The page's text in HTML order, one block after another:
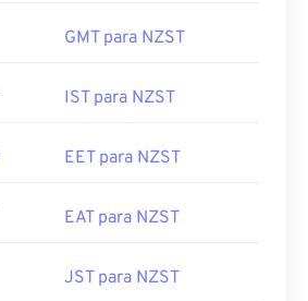
GMT para NZST
IST para NZST
EET para NZST
EAT para NZST
JST para NZST